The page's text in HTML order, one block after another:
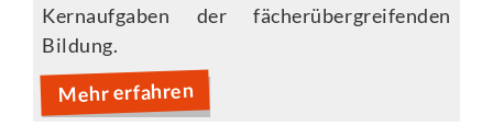
Kernaufgaben der fächerübergreifenden
Bildung.
Mehr erfahren